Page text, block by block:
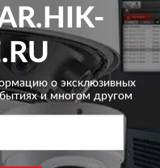
о эксклюзивных
и многом другом